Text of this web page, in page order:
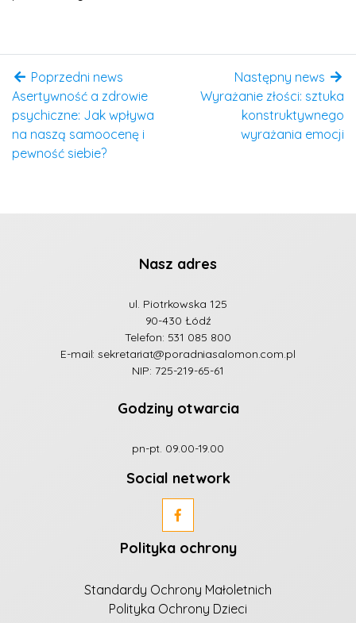
Poprzedni news
Asertywność a zdrowie
psychiczne: Jak wpływa
na naszą samoocenę i
pewność siebie?
Następny news
Wyrażanie złości: sztuka
konstruktywnego
wyrażania emocji
Nasz adres
ul. Piotrkowska 125
90-430 Łódź
Telefon: 531 085 800
E-mail:sekretariat@poradniasalomon.com.pl
NIP: 725-219-65-61
Godziny otwarcia
pn-pt. 09.00-19.00
Social network
Polityka ochrony
Standardy Ochrony Małoletnich
Polityka Ochrony Dzieci